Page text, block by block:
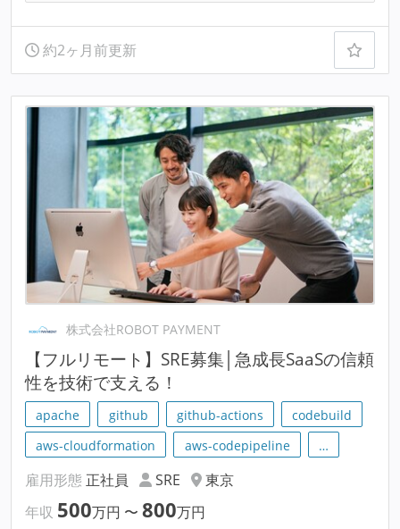
約2ヶ月前更新
株式会社ROBOT PAYMENT
【フルリモート】SRE募集│急成長SaaSの信頼
性を技術で支える！
apache github github-actions
codebuild
aws-cloudformation
aws-codepipeline …
雇用形態 正社員 SRE
東京
年収 500万円 〜 800万円